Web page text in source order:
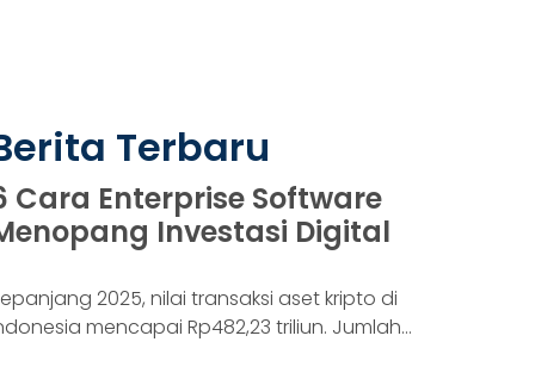
Terbaru
Cara Enterprise Software
Investasi Digital
2025, nilai transaksi aset kripto di
mencapai Rp482,23 triliun. Jumlah